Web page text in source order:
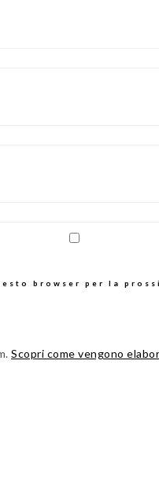
browser per la
Scopri come vengono